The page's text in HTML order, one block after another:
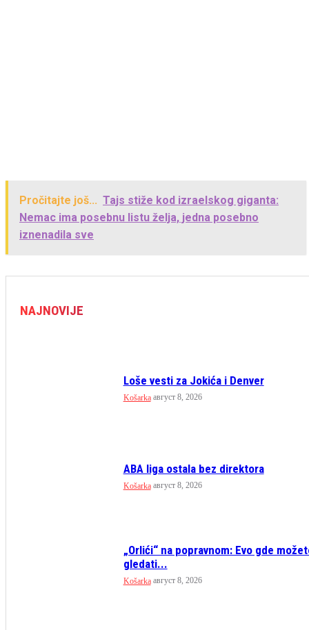
Pročitajte još... Tajs stiže kod izraelskog giganta:
Nemac ima posebnu listu želja, jedna posebno
iznenadila sve
NAJNOVIJE
Loše vesti za Jokića i Denver
Košarka август 8, 2026
ABA liga ostala bez direktora
Košarka август 8, 2026
„Orlići“ na popravnom: Evo gde
gledati...
Košarka август 8, 2026